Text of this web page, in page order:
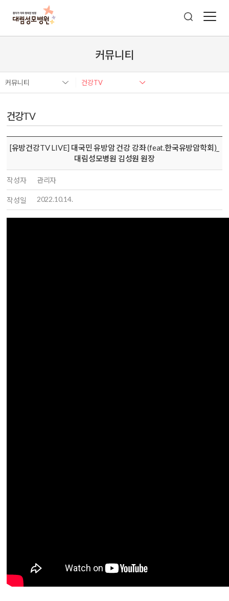
커뮤니티
커뮤니티 건강TV
건강TV
[유방건강TV LIVE] 대국민 유방암 건강 강좌 (feat.한국유방암학회)_
대림성모병원 김성원 원장
작성자 관리자
작성일 2022.10.14.